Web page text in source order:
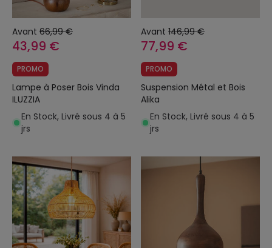
Avant 66,99 €
43,99 €
PROMO
Lampe à Poser Bois Vinda
ILUZZIA
En Stock, Livré sous 4 à 5
jrs
Avant 146,99 €
77,99 €
PROMO
Suspension Métal et Bois
Alika
En Stock, Livré sous 4 à 5
jrs